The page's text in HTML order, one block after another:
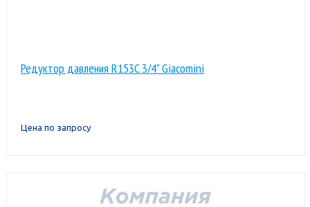
Редуктор давления R153C 3/4" Giacomini
Цена по запросу